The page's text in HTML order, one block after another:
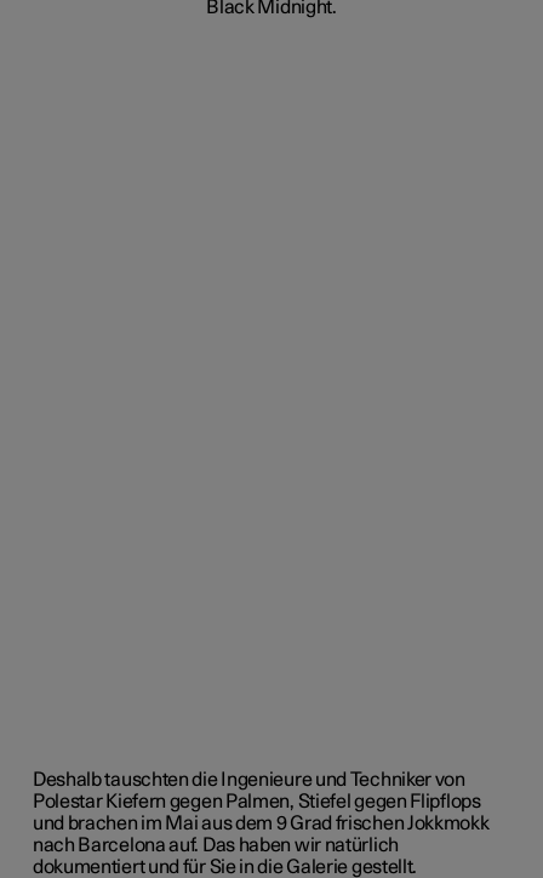
Deshalb tauschten die Ingenieure und Techniker von
Polestar Kiefern gegen Palmen, Stiefel gegen Flipflops
und brachen im Mai aus dem 9 Grad frischen Jokkmokk
nach Barcelona auf. Das haben wir natürlich
dokumentiert und für Sie in die Galerie gestellt.